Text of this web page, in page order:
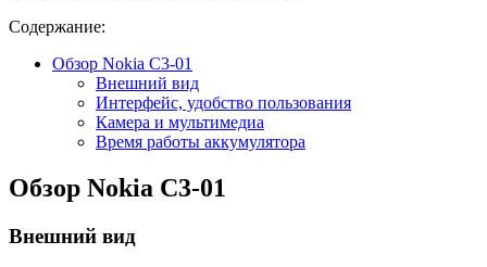
Содержание:
Обзор Nokia C3-01
Внешний вид
Интерфейс, удобство пользования
Камера и мультимедиа
Время работы аккумулятора
Обзор Nokia C3-01
Внешний вид